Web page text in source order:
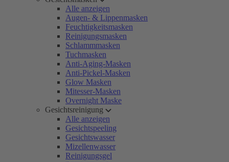
Alle anzeigen
Augen- & Lippenmasken
Feuchtigkeitsmasken
Reinigungsmasken
Schlammmasken
Tuchmasken
Anti-Aging-Masken
Anti-Pickel-Masken
Glow Masken
Mitesser-Masken
Overnight Maske
Gesichtsreinigung
Alle anzeigen
Gesichtspeeling
Gesichtswasser
Mizellenwasser
Reinigungsgel